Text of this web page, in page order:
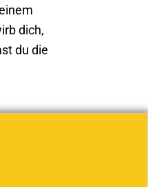
dich,
du die